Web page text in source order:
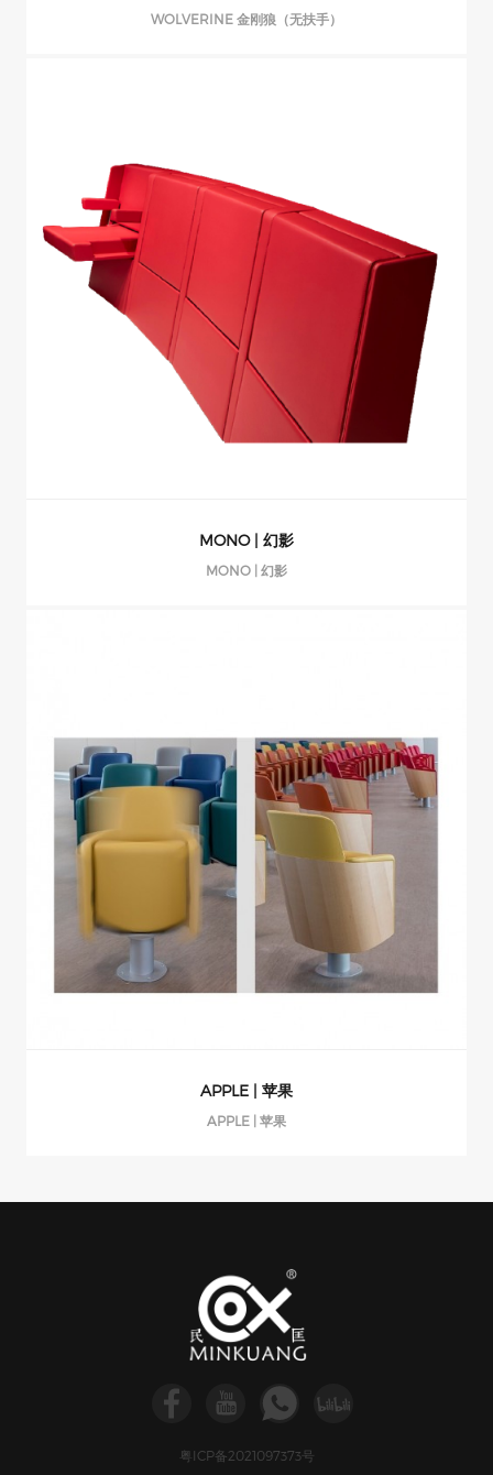
WOLVERINE 金刚狼（无扶手）
MONO | 幻影
MONO | 幻影
APPLE | 苹果
APPLE | 苹果
粤ICP备2021097373号